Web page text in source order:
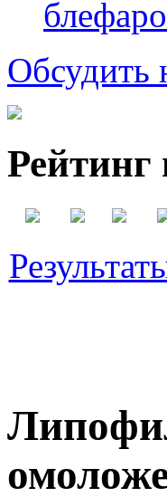
Обсудить
Рейтинг